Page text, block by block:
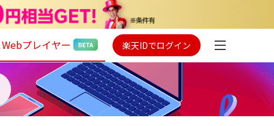
Webプレイヤー 楽天IDでログイン